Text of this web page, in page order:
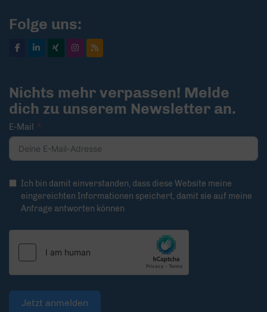
Folge uns:
Nichts mehr verpassen! Melde
dich zu unserem Newsletter an.
E-Mail
Ich bin damit einverstanden, dass diese Website meine
eingereichten Informationen speichert, damit sie auf meine
Anfrage antworten können
Jetzt anmelden